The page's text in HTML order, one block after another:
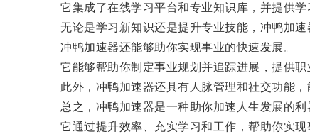
它集成了在线学习平台和专业知识库，并提供学
无论是学习新知识还是提升专业技能，冲鸭加速
冲鸭加速器还能够助你实现事业的快速发展。
它能够帮助你制定事业规划并追踪进展，提供职
此外，冲鸭加速器还具有人脉管理和社交功能，
总之，冲鸭加速器是一种助你加速人生发展的利
它通过提升效率、充实学习和工作，帮助你实现